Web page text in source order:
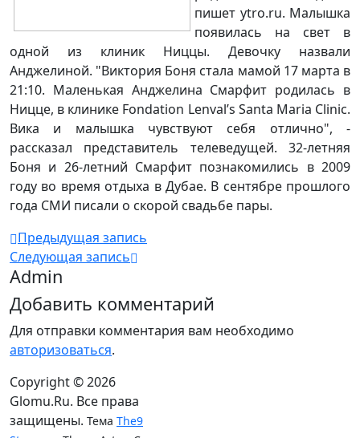
пишет ytro.ru. Малышка
появилась на свет в
одной из клиник Ниццы. Девочку назвали
Анджелиной. "Виктория Боня стала мамой 17 марта в
21:10. Маленькая Анджелина Смарфит родилась в
Ницце, в клинике Fondation Lenval’s Santa Maria Clinic.
Вика и малышка чувствуют себя отлично", -
рассказал представитель телеведущей. 32-летняя
Боня и 26-летний Смарфит познакомились в 2009
году во время отдыха в Дубае. В сентябре прошлого
года СМИ писали о скорой свадьбе пары.
Предыдущая запись
Следующая запись
Admin
Добавить комментарий
Для отправки комментария вам необходимо
авторизоваться.
Copyright © 2026
Glomu.Ru. Все права
защищены. Тема The9